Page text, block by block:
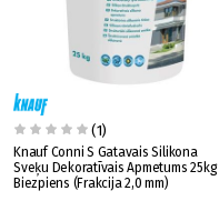
(1)
Knauf Conni S Gatavais Silikona
Sveķu Dekoratīvais Apmetums 25kg
Biezpiens (Frakcija 2,0 mm)